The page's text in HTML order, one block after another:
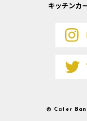
キッチンカ
© Cater